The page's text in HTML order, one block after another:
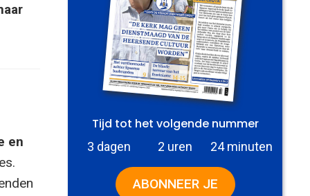
en
Tijd tot het volgende nummer
3 dagen 2 uren 24 minuten
ABONNEER JE